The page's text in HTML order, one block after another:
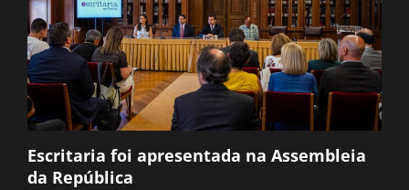
Escritaria foi apresentada na Assembleia
da República